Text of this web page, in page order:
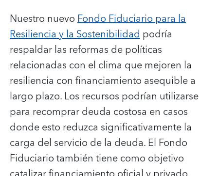
Nuestro nuevoFondo Fiduciario para la
Resiliencia y la Sostenibilidadpodría
respaldar las reformas de políticas
relacionadas con el clima que mejoren la
resiliencia con financiamiento asequible a
largo plazo. Los recursos podrían utilizarse
para recomprar deuda costosa en casos
donde esto reduzca significativamente la
carga del servicio de la deuda. El Fondo
Fiduciario también tiene como objetivo